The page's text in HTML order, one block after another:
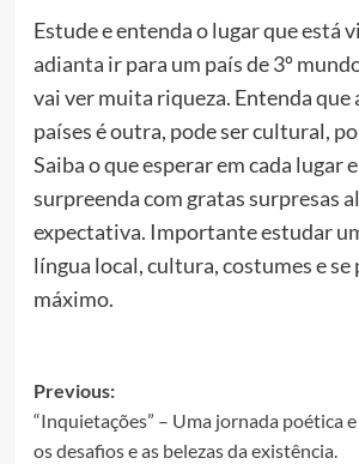
Estude e entenda o lugar que está
adianta ir para um país de 3º
vai ver muita riqueza. Entenda que
países é outra, pode ser cultural,
Saiba o que esperar em cada lugar
surpreenda com gratas surpresas
expectativa. Importante estudar
língua local, cultura, costumes e se
máximo.
Post
navigation
Previous:
“Inquietações” – Uma jornada poética
os desafios e as belezas da existência.